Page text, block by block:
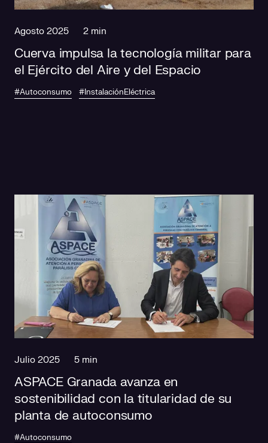
Agosto 2025 2 min
Cuerva impulsa la tecnología militar para
el Ejército del Aire y del Espacio
#Autoconsumo #InstalaciónEléctrica
Julio 2025 5 min
ASPACE Granada avanza en
sostenibilidad con la titularidad de su
planta de autoconsumo
#Autoconsumo